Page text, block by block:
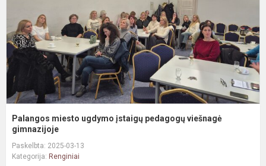
Palangos miesto ugdymo įstaigų pedagogų viešnagė
gimnazijoje
Paskelbta: 2025-03-13
Kategorija: Renginiai